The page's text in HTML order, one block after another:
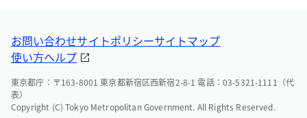
お問い合わせサイトポリシーサイトマップ
使い方ヘルプ
東京都庁：〒163-8001 東京都新宿区西新宿2-8-1 電話：03-5321-1111（代
表）
Copyright (C) Tokyo Metropolitan Government. All Rights Reserved.